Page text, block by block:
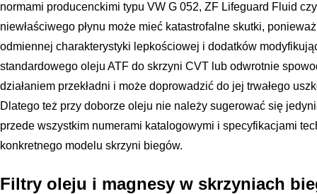
normami producenckimi typu VW G 052, ZF Lifeguard Fluid
niewłaściwego płynu może mieć katastrofalne skutki,
odmiennej charakterystyki lepkościowej i dodatków
standardowego oleju ATF do skrzyni CVT lub odwrotnie
działaniem przekładni i może doprowadzić do jej trwałego
Dlatego też przy doborze oleju nie należy sugerować się
przede wszystkim numerami katalogowymi i specyfikacjami
konkretnego modelu skrzyni biegów.
Filtry oleju i magnesy w skrzyniach